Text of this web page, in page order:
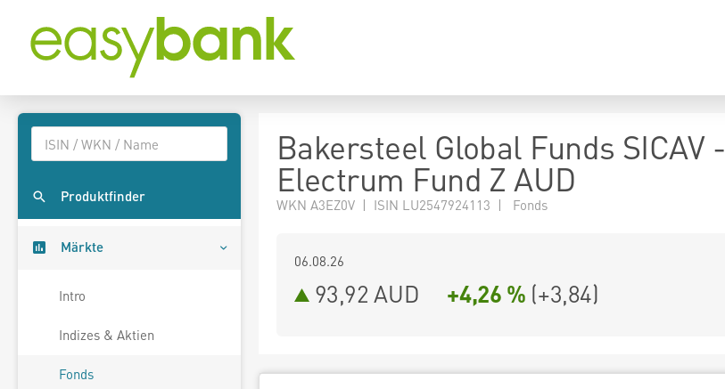
Produktfinder
Märkte
Intro
Indizes & Aktien
Fonds
Bakersteel Global Funds SICAV -
Electrum Fund Z AUD
WKN A3EZ0V | ISIN LU2547924113 | Fonds
06.08.26
93,92 AUD +4,26 % (+3,84)